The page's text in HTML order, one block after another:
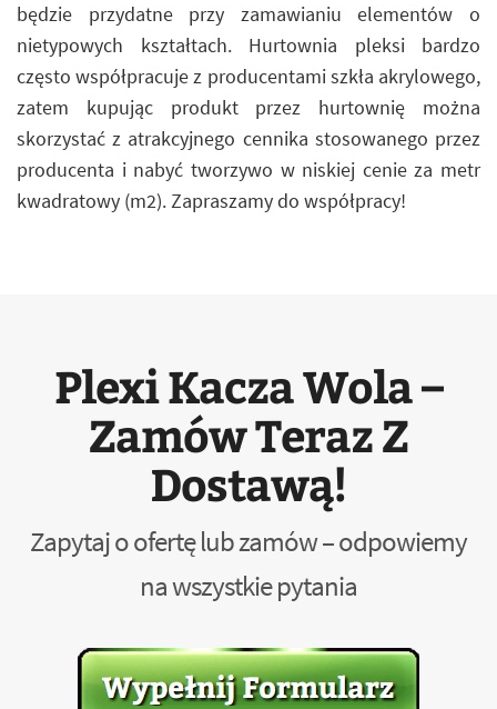
będzie przydatne przy zamawianiu elementów o
nietypowych kształtach. Hurtownia pleksi bardzo
często współpracuje z producentami szkła akrylowego,
zatem kupując produkt przez hurtownię można
skorzystać z atrakcyjnego cennika stosowanego przez
producenta i nabyć tworzywo w niskiej cenie za metr
kwadratowy (m2). Zapraszamy do współpracy!
Plexi Kacza Wola –
Zamów Teraz Z
Dostawą!
Zapytaj o ofertę lub zamów – odpowiemy
na wszystkie pytania